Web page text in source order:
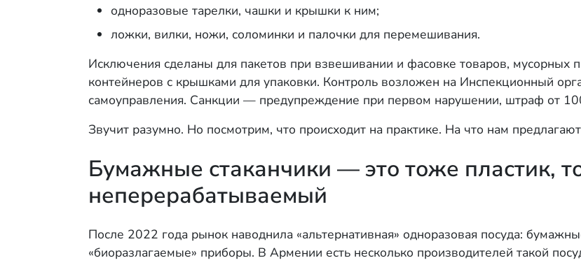
одноразовые тарелки, чашки и крышки к ним;
ложки, вилки, ножи, соломинки и палочки для перемешивания.
Исключения сделаны для пакетов при взвешивании и фасовке товаров, мусорных
контейнеров с крышками для упаковки. Контроль возложен на Инспекционный
самоуправления. Санкции — предупреждение при первом нарушении, штраф от
Звучит разумно. Но посмотрим, что происходит на практике. На что нам
Бумажные стаканчики — это тоже пластик,
неперерабатываемый
После 2022 года рынок наводнила «альтернативная» одноразовая посуда:
«биоразлагаемые» приборы. В Армении есть несколько производителей такой